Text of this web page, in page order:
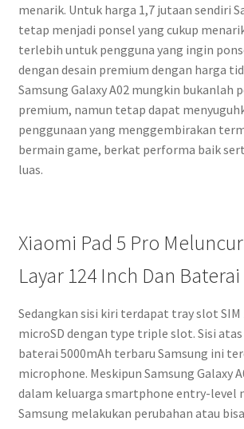
menarik. Untuk harga 1,7 jutaan sendiri
tetap menjadi ponsel yang cukup
terlebih untuk pengguna yang ingin
dengan desain premium dengan harga
Samsung Galaxy A02 mungkin bukanlah
premium, namun tetap dapat
penggunaan yang menggembirakan
bermain game, berkat performa baik
luas.
Xiaomi Pad 5 Pro
Layar 124 Inch Dan
Sedangkan sisi kiri terdapat tray slot SIM
microSD dengan type triple slot. Sisi
baterai 5000mAh terbaru Samsung ini
microphone. Meskipun Samsung Galaxy
dalam keluarga smartphone entry-level
Samsung melakukan perubahan atau